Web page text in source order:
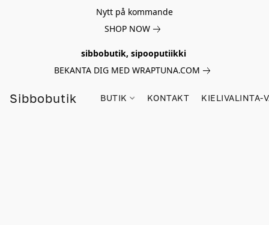
Nytt på kommande
SHOP NOW
sibbobutik, sipooputiikki
BEKANTA DIG MED WRAPTUNA.COM
Sibbobutik BUTIK KONTAKT KIELIVALINTA-